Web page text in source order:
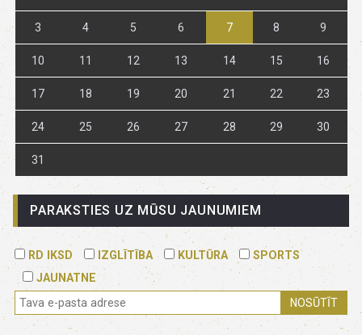
3 4 5 6 7 8 9
10 11 12 13 14 15 16
17 18 19 20 21 22 23
24 25 26 27 28 29 30
31
PARAKSTIES UZ MŪSU JAUNUMIEM
RD IKSD IZGLĪTĪBA KULTŪRA
SPORTS
JAUNATNE
NOSŪTĪT